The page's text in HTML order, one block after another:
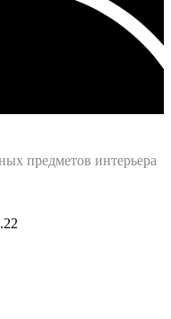
предметов интерьера